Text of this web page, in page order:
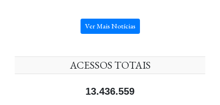
Ver Mais Notícias
ACESSOS TOTAIS
13.436.559